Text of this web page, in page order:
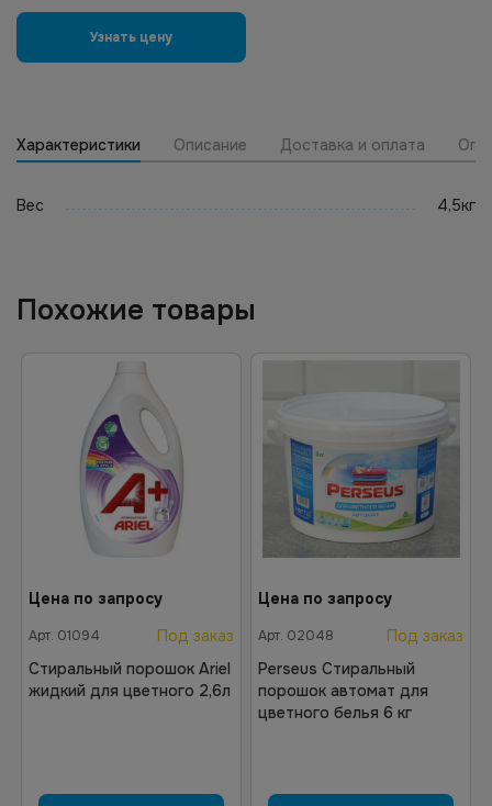
Узнать цену
Характеристики Описание Доставка и оплата
Вес 4,5кг
Похожие товары
Цена по запросу
Арт. 01094
Под заказ
Стиральный порошок Ariel
жидкий для цветного 2,6л
Цена по запросу
Арт. 02048
Под заказ
Perseus Стиральный
порошок автомат для
цветного белья 6 кг